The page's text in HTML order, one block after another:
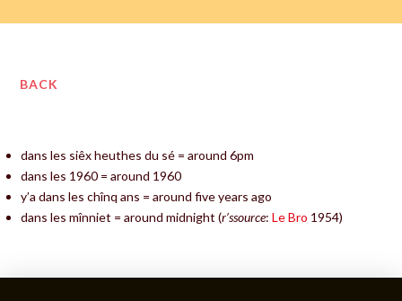
BACK
dans les siêx heuthes du sé = around 6pm
dans les 1960 = around 1960
y’a dans les chînq ans = around five years ago
dans les mînniet = around midnight (r’ssource:Le Bro 1954)